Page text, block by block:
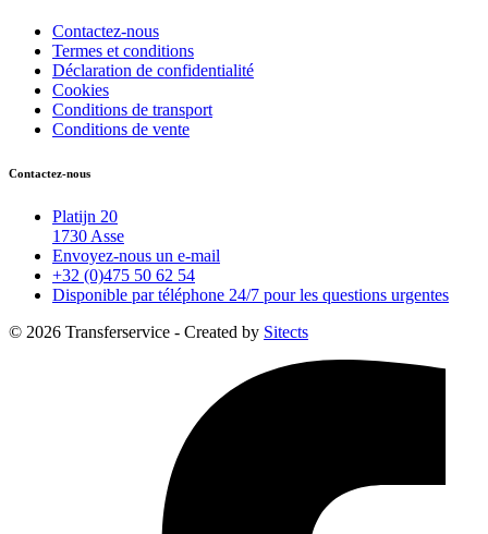
Contactez-nous
Termes et conditions
Déclaration de confidentialité
Cookies
Conditions de transport
Conditions de vente
Contactez-nous
Platijn 20
1730 Asse
Envoyez-nous un e-mail
+32 (0)475 50 62 54
Disponible par téléphone 24/7 pour les questions urgentes
© 2026 Transferservice - Created by Sitects